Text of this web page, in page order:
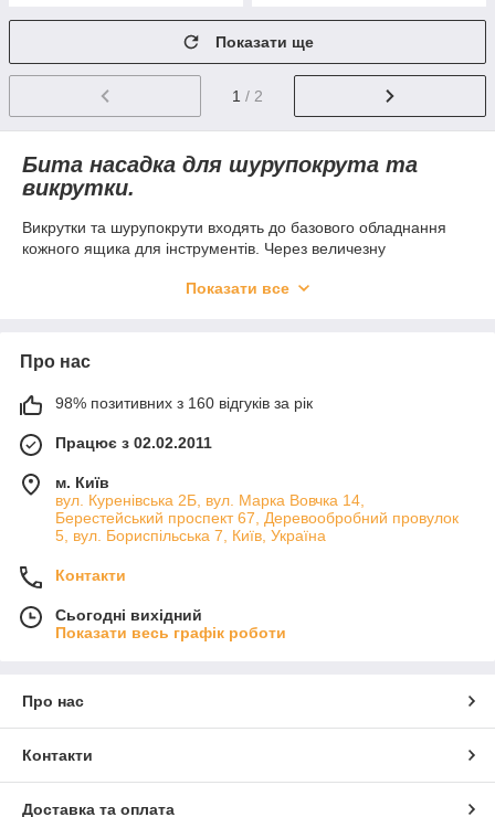
Показати ще
1 / 2
Бита насадка для шурупокрута та
викрутки.
Викрутки та шурупокрути входять до базового обладнання
кожного ящика для інструментів. Через величезну
обійтися ні професіонали, ні самодійні майстри. Однак це не
наконечником і відповідного розміру. Біти діляться на безліч
типів залежно від наконечника
отже, типу розрізу, який вони монтують. Однак для того, щоб
легко закрутити або відкрутити гвинт, ми маємо
використовувати викрутку не тільки відповідного типу
(наприклад, з плоским наконечником, Pozidrive, Phillips або
Torx), але й відповідного розміру. Занадто великий
наконечник не входить досить глибоко в розріз, занадто
тонкий наконечник може зіслизнути в розріз і пошкодити
головку гвинта.
Показати все
Про нас
98% позитивних з 160 відгуків за рік
Працює з 02.02.2011
м. Київ
вул. Куренівська 2Б, вул. Марка Вовчка 14,
Берестейський проспект 67, Деревообробний провулок
5, вул. Бориспільська 7, Київ, Україна
Контакти
Сьогодні вихідний
Показати весь графік роботи
Про нас
Контакти
Доставка та оплата